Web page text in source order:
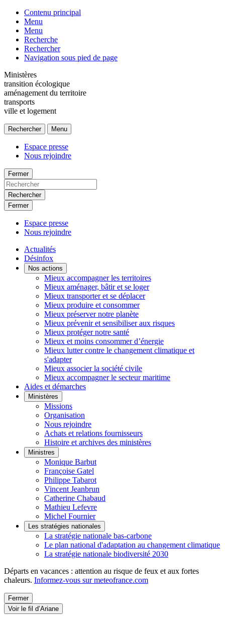
Contenu principal
Menu
Menu
Recherche
Rechercher
Navigation sous pied de page
Ministères
transition écologique
aménagement du territoire
transports
ville et logement
Rechercher Menu
Espace presse
Nous rejoindre
Fermer
Rechercher
Fermer
Espace presse
Nous rejoindre
Actualités
Désinfox
Nos actions
Mieux accompagner les territoires
Mieux aménager, bâtir et se loger
Mieux transporter et se déplacer
Mieux produire et consommer
Mieux préserver notre planète
Mieux prévenir et sensibiliser aux risques
Mieux protéger notre santé
Mieux et moins consommer d’énergie
Mieux lutter contre le changement climatique et
s'adapter
Mieux associer la société civile
Mieux accompagner le secteur maritime
Aides et démarches
Ministères
Missions
Organisation
Nous rejoindre
Achats et relations fournisseurs
Histoire et archives des ministères
Ministres
Monique Barbut
Françoise Gatel
Philippe Tabarot
Vincent Jeanbrun
Catherine Chabaud
Mathieu Lefevre
Michel Fournier
Les stratégies nationales
La stratégie nationale bas-carbone
Le plan national d'adaptation au changement climatique
La stratégie nationale biodiversité 2030
Départs en vacances : attention au risque de feux et aux fortes
chaleurs. Informez-vous sur meteofrance.com
Fermer
Voir le fil d’Ariane